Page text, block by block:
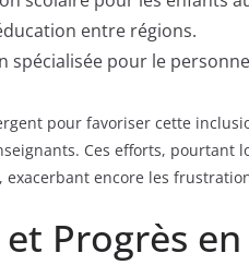
entre régions.
spécialisée pour le
pour favoriser cette
Ces efforts,
exacerbant encore les
Progrès